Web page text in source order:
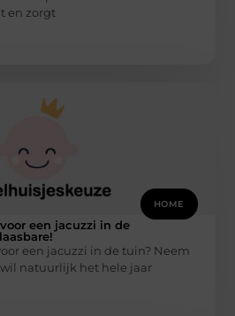
en zorgt
HOME
een jacuzzi in de
een jacuzzi in de tuin? Neem
natuurlijk het hele jaar